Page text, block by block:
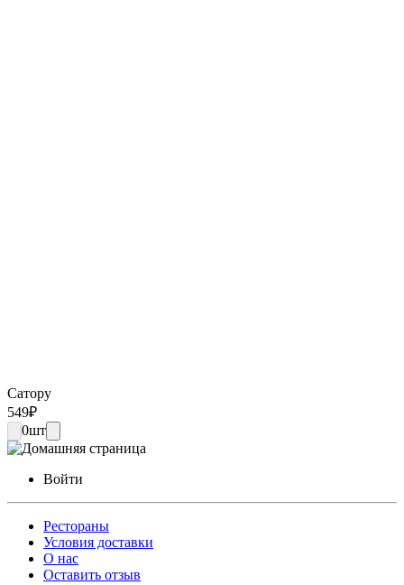
Сатору
549₽
0шт
Войти
Рестораны
Условия доставки
О нас
Оставить отзыв